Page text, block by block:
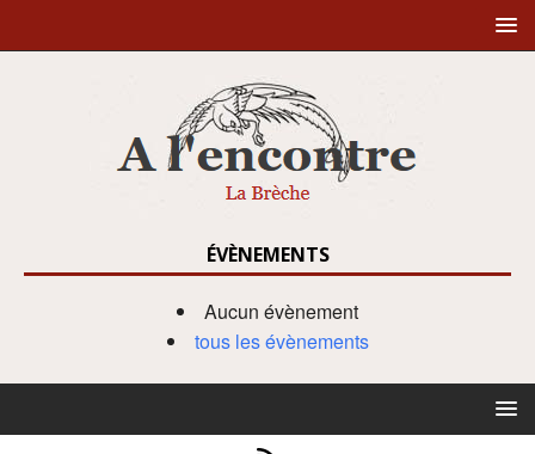
ÉVÈNEMENTS
Aucun évènement
tous les évènements